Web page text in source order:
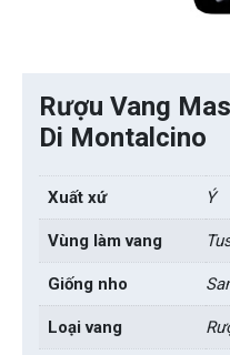
Rượu Vang
Di Montalcino
Xuất xứ Ý
Vùng làm vang
Giống nho
Loại vang